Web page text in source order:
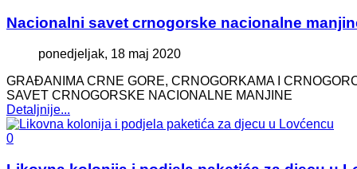
Nacionalni savet crnogorske nacionalne
ponedjeljak, 18 maj 2020
GRAĐANIMA CRNE GORE, CRNOGORKAMA I
SAVET CRNOGORSKE NACIONALNE MANJINE
Detaljnije...
0